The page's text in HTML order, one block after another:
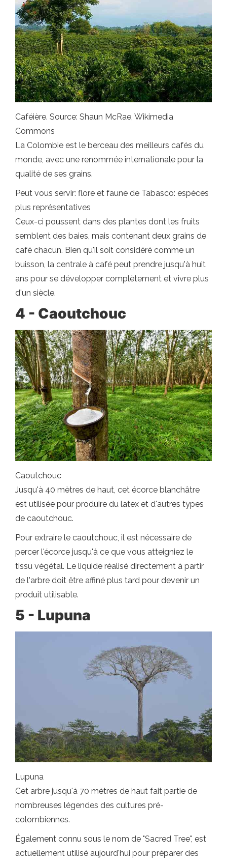
Caféière. Source: Shaun McRae, Wikimedia
Commons
La Colombie est le berceau des meilleurs cafés du
monde, avec une renommée internationale pour la
qualité de ses grains.
Peut vous servir: flore et faune de Tabasco: espèces
plus représentatives
Ceux-ci poussent dans des plantes dont les fruits
semblent des baies, mais contenant deux grains de
café chacun. Bien qu'il soit considéré comme un
buisson, la centrale à café peut prendre jusqu'à huit
ans pour se développer complètement et vivre plus
d'un siècle.
4 - Caoutchouc
Caoutchouc
Jusqu'à 40 mètres de haut, cet écorce blanchâtre
est utilisée pour produire du latex et d'autres types
de caoutchouc.
Pour extraire le caoutchouc, il est nécessaire de
percer l'écorce jusqu'à ce que vous atteigniez le
tissu végétal. Le liquide réalisé directement à partir
de l'arbre doit être affiné plus tard pour devenir un
produit utilisable.
5 - Lupuna
Lupuna
Cet arbre jusqu'à 70 mètres de haut fait partie de
nombreuses légendes des cultures pré-
colombiennes.
Également connu sous le nom de "Sacred Tree", est
actuellement utilisé aujourd'hui pour préparer des